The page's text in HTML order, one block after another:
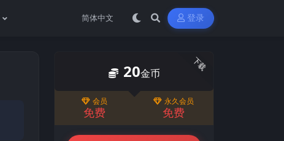
登录
下载
20金币
会员
免费
永久会员
免费